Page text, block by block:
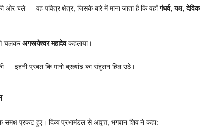
ओर चले — वह पवित्र क्षेत्र, जिसके बारे में माना जाता है कि वहाँगंधर्व, यक्ष, देविक
चलकरअगस्त्येश्वर महादेवकहलाया।
— इतनी प्रबल कि मानो ब्रह्मांड का संतुलन हिल उठे।
प्रकट हुए। दिव्य प्रभामंडल से आवृत्त, भगवान शिव ने कहा: